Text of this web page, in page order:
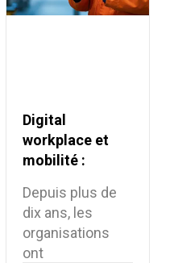
Digital
workplace et
mobilité :
connecter les
collaborateurs
terrain ?
Depuis plus de
dix ans, les
organisations
ont